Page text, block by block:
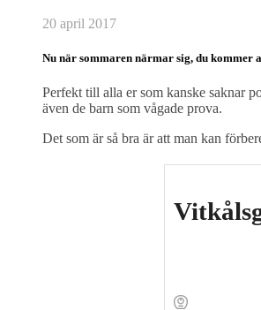
20 april 2017
Nu när sommaren närmar sig, du kommer
Perfekt till alla er som kanske saknar
även de barn som vågade prova.
Det som är så bra är att man kan